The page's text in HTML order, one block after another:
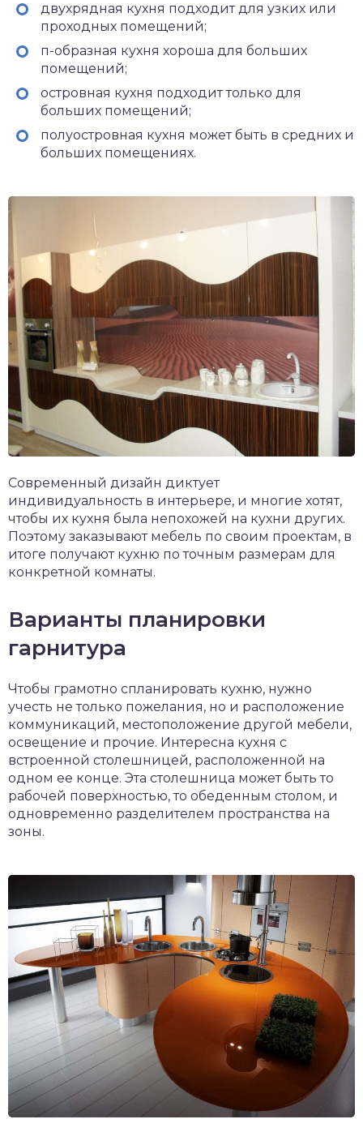
двухрядная кухня подходит для узких или
проходных помещений;
п-образная кухня хороша для больших
помещений;
островная кухня подходит только для
больших помещений;
полуостровная кухня может быть в средних и
больших помещениях.
Современный дизайн диктует
индивидуальность в интерьере, и многие хотят,
чтобы их кухня была непохожей на кухни других.
Поэтому заказывают мебель по своим проектам, в
итоге получают кухню по точным размерам для
конкретной комнаты.
Варианты планировки
гарнитура
Чтобы грамотно спланировать кухню, нужно
учесть не только пожелания, но и расположение
коммуникаций, местоположение другой мебели,
освещение и прочие. Интересна кухня с
встроенной столешницей, расположенной на
одном ее конце. Эта столешница может быть то
рабочей поверхностью, то обеденным столом, и
одновременно разделителем пространства на
зоны.